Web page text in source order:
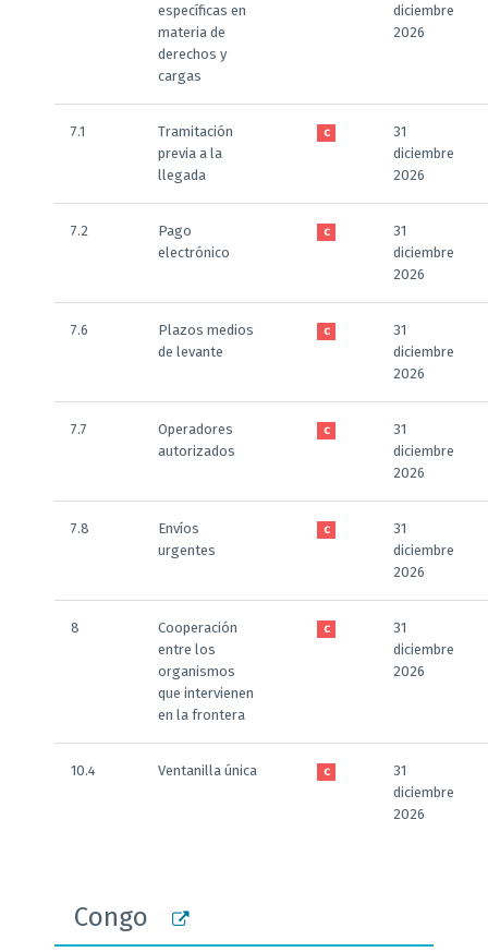
específicas en
materia de
derechos y
cargas
diciembre
2026
7.1
Tramitación
previa a la
llegada
C
31
diciembre
2026
7.2
Pago
electrónico
C
31
diciembre
2026
7.6
Plazos medios
de levante
C
31
diciembre
2026
7.7
Operadores
autorizados
C
31
diciembre
2026
7.8
Envíos
urgentes
C
31
diciembre
2026
8
Cooperación
entre los
organismos
que intervienen
en la frontera
C
31
diciembre
2026
10.4 Ventanilla única C
31
diciembre
2026
Congo